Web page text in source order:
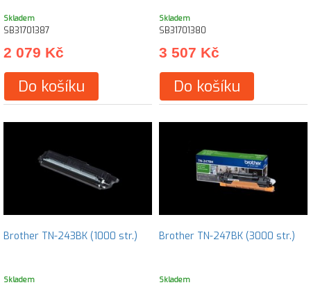
Skladem
SB31701387
2 079 Kč
Do košíku
Skladem
SB31701380
3 507 Kč
Do košíku
Brother TN-243BK (1000 str.)
Skladem
Brother TN-247BK (3000 str.)
Skladem